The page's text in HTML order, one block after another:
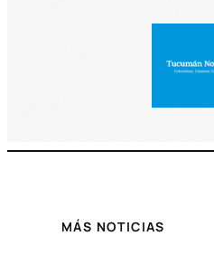
MÁS NOTICIAS